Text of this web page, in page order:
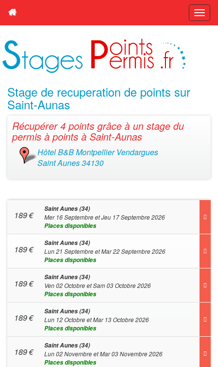
Stage de recuperation de points sur
Saint-Aunas
Récupérer 4 points grâce à un stage du
permis à points à Saint-Aunas
Hôtel B&B Montpellier Vendargues
Saint Aunes 34130
189€
Saint Aunes (34)
Mer 16 Septembre et Jeu 17 Septembre 2026
Places disponibles
189€
Saint Aunes (34)
Lun 21 Septembre et Mar 22 Septembre 2026
Places disponibles
189€
Saint Aunes (34)
Ven 02 Octobre et Sam 03 Octobre 2026
Places disponibles
189€
Saint Aunes (34)
Lun 12 Octobre et Mar 13 Octobre 2026
Places disponibles
189€
Saint Aunes (34)
Lun 02 Novembre et Mar 03 Novembre 2026
Places disponibles